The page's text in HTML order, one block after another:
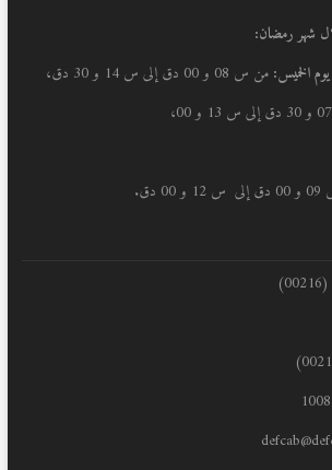
شهر رمضان:
الخميس: من س 08 و 00 دق إلى س 14 و 30 دق،
دق.